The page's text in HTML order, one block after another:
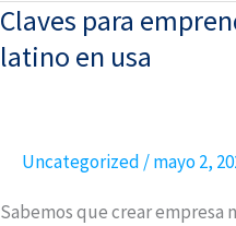
Claves para
latino en usa
Uncategorized /mayo 2,
Sabemos que crear empresa
Claves
para
siendo
latino